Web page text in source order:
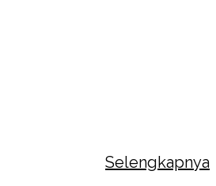
Selengkapnya